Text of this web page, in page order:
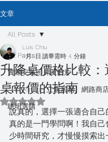
文章
All Posts
實際安裝照片及影片
【El Ringon 立康居易】網路商
聰明選購
All Posts
升降桌價格比較
桌報價的指南
Luis Chiu
4月6日 讀畢需時 4 分鐘
評等為 NaN（最高為 5 顆星
說真的，選擇一張適合自己
真的是一門學問啊！我自己
少時間研究，才慢慢摸索出